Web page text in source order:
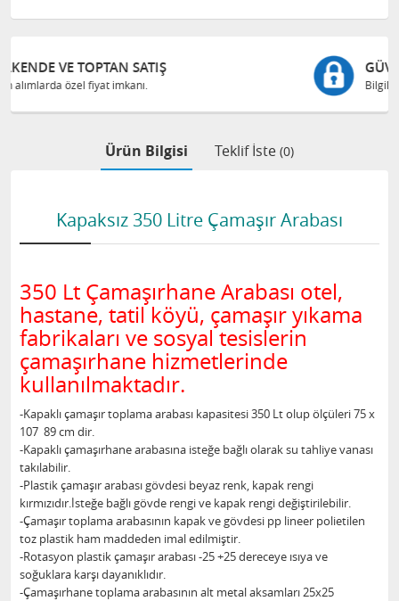
GÜVENLI ALIŞVERIŞ
Bilgileriniz 128 Bit SSL ile güvende
Ürün Bilgisi Teklif İste (0)
Kapaksız 350 Litre Çamaşır Arabası
350 Lt Çamaşırhane Arabası otel,
hastane, tatil köyü, çamaşır yıkama
fabrikaları ve sosyal tesislerin
çamaşırhane hizmetlerinde
kullanılmaktadır.
-Kapaklı çamaşır toplama arabası kapasitesi 350 Lt olup ölçüleri 75 x
107 89 cm dir.
-Kapaklı çamaşırhane arabasına isteğe bağlı olarak su tahliye vanası
takılabilir.
-Plastik çamaşır arabası gövdesi beyaz renk, kapak rengi
kırmızıdır.İsteğe bağlı gövde rengi ve kapak rengi değiştirilebilir.
-Çamaşır toplama arabasının kapak ve gövdesi pp lineer polietilen
toz plastik ham maddeden imal edilmiştir.
-Rotasyon plastik çamaşır arabası -25 +25 dereceye ısıya ve
soğuklara karşı dayanıklıdır.
-Çamaşırhane toplama arabasının alt metal aksamları 25x25